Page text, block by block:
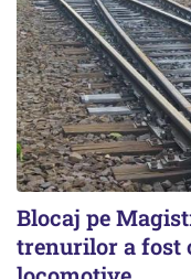
Blocaj pe
trenurilor a fost